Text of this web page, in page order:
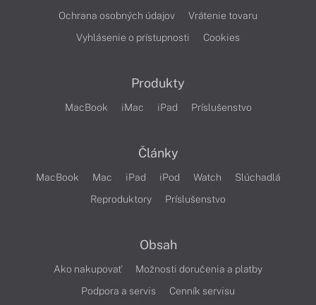
Ochrana osobných údajov
Vrátenie tovaru
Vyhlásenie o prístupnosti
Cookies
Produkty
MacBook iMac iPad Príslušenstvo
Články
MacBook Mac iPad iPod Watch
Slúchadlá
Reproduktory
Príslušenstvo
Obsah
Ako nakupovať
Možnosti doručenia a platby
Podpora a servis
Cenník servisu